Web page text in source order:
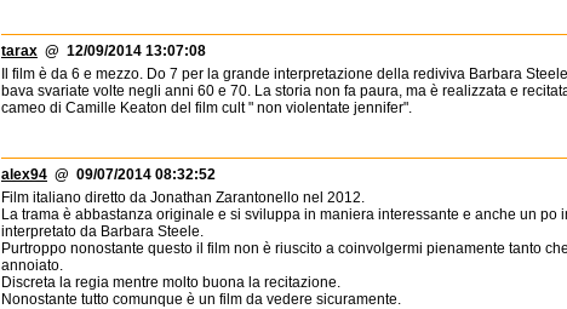
tarax @ 12/09/2014 13:07:08
Il film è da 6 e mezzo. Do 7 per la grande interpretazione della rediviva Barbara
bava svariate volte negli anni 60 e 70. La storia non fa paura, ma è realizzata e
cameo di Camille Keaton del film cult " non violentate jennifer".
alex94 @ 09/07/2014 08:32:52
Film italiano diretto da Jonathan Zarantonello nel 2012.
La trama è abbastanza originale e si sviluppa in maniera interessante e anche un
interpretato da Barbara Steele.
Purtroppo nonostante questo il film non è riuscito a coinvolgermi pienamente tanto
annoiato.
Discreta la regia mentre molto buona la recitazione.
Nonostante tutto comunque è un film da vedere sicuramente.